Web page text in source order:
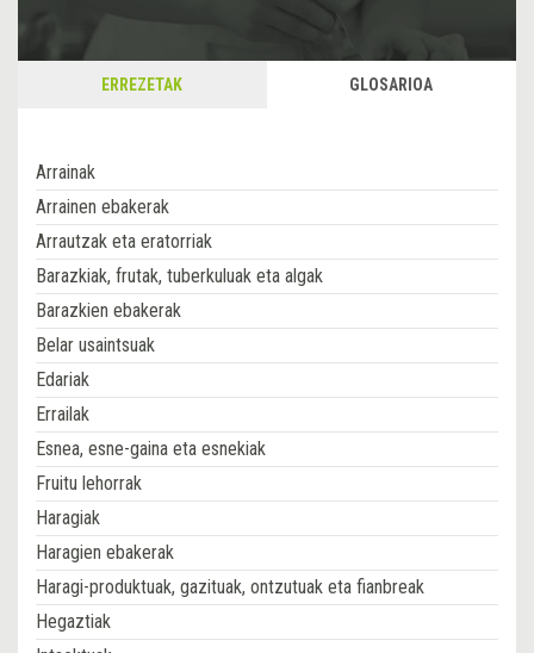
ERREZETAK GLOSARIOA
Arrainak
Arrainen ebakerak
Arrautzak eta eratorriak
Barazkiak, frutak, tuberkuluak eta algak
Barazkien ebakerak
Belar usaintsuak
Edariak
Errailak
Esnea, esne-gaina eta esnekiak
Fruitu lehorrak
Haragiak
Haragien ebakerak
Haragi-produktuak, gazituak, ontzutuak eta fianbreak
Hegaztiak